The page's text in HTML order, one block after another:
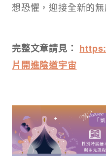
想恐懼，迎接全新的無
完整文章請見：
片開進陰道宇宙